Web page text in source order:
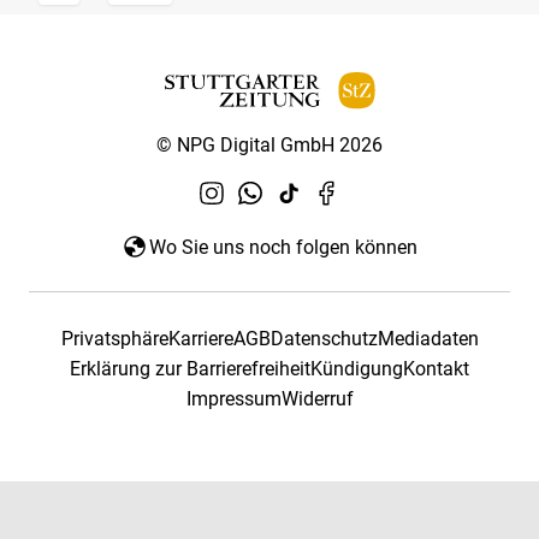
© NPG Digital GmbH 2026
Wo Sie uns noch folgen können
PrivatsphäreKarriereAGBDatenschutzMediadaten
Erklärung zur BarrierefreiheitKündigungKontakt
ImpressumWiderruf